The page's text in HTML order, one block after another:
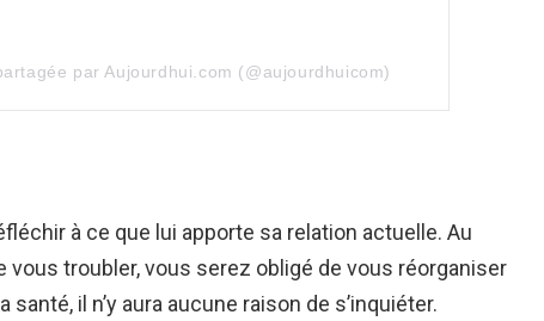
par Aujourdhui.com (@aujourdhuicom)
à ce que lui apporte sa relation actuelle. Au
vous troubler, vous serez obligé de vous réorganiser
il n’y aura aucune raison de s’inquiéter.